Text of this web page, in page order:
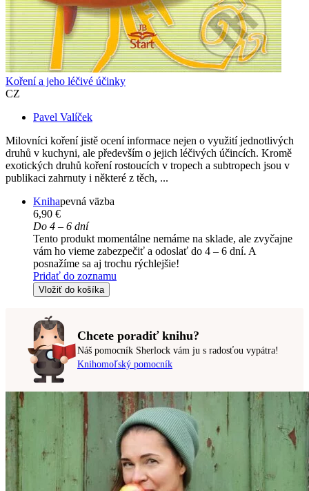
Koření a jeho léčivé účinky
CZ
Pavel Valíček
Milovníci koření jistě ocení informace nejen o využití jednotlivých
druhů v kuchyni, ale především o jejich léčivých účincích. Kromě
exotických druhů koření rostoucích v tropech a subtropech jsou v
publikaci zahrnuty i některé z těch, ...
Knihapevná väzba
6,90 €
Do 4 – 6 dní
Tento produkt momentálne nemáme na sklade, ale zvyčajne
vám ho vieme zabezpečiť a odoslať do 4 – 6 dní. A
posnažíme sa aj trochu rýchlejšie!
Pridať do zoznamu
Vložiť do košíka
Chcete poradiť knihu?
Náš pomocník Sherlock vám ju s radosťou vypátra!
Knihomoľský pomocník